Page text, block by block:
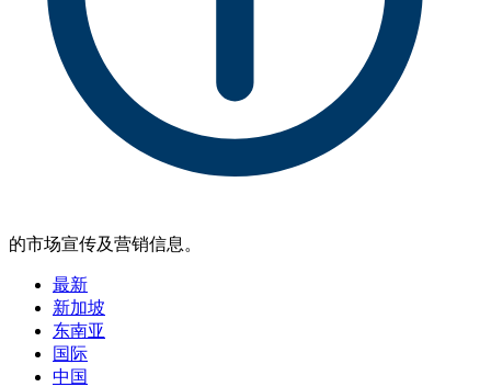
的市场宣传及营销信息。
最新
新加坡
东南亚
国际
中国